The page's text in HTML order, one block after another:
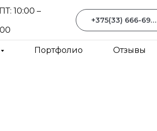
10:00 –
+375(33) 666-69-59
Портфолио Отзывы